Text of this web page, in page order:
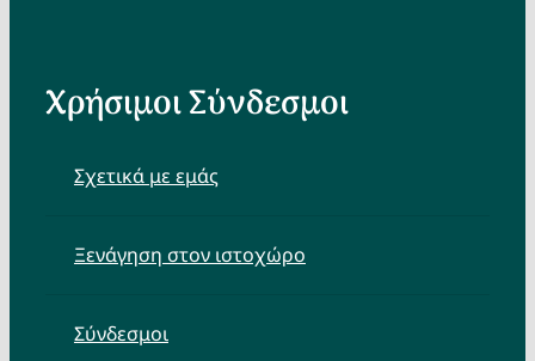
Χρήσιμοι Σύνδεσμοι
Σχετικά με εμάς
Ξενάγηση στον ιστοχώρο
Σύνδεσμοι